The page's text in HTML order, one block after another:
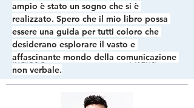
Indietro Avanti
ampio è stato un sogno che si è
realizzato. Spero che il mio libro possa
essere una guida per tutti coloro che
desiderano esplorare il vasto e
affascinante mondo della comunicazione
non verbale.